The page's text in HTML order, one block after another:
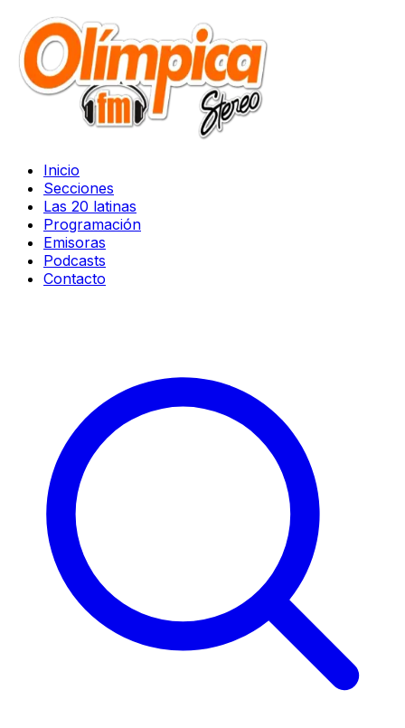
Inicio
Secciones
Las 20 latinas
Programación
Emisoras
Podcasts
Contacto